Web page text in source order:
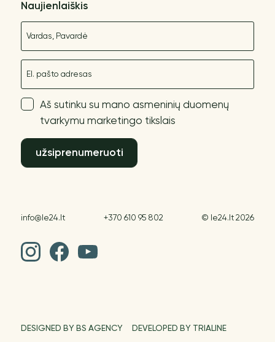
Naujienlaiškis
Aš sutinku su mano asmeninių duomenų
tvarkymu marketingo tikslais
užsiprenumeruoti
info@le24.lt +370 610 95 802 © le24.lt 2026
DESIGNED BY BS AGENCY DEVELOPED BY TRIALINE